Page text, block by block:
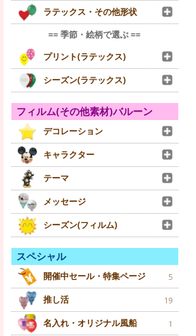
ラテックス・その他形状
== 季節・絵柄で選ぶ ==
プリント(ラテックス)
シーズン(ラテックス)
フィルム(その他素材)バルーン
デコレーション
キャラクター
テーマ
メッセージ
シーズン(フィルム)
スペシャル
開催中セール・特集ページ 5
推し活 19
名入れ・オリジナル風船 1